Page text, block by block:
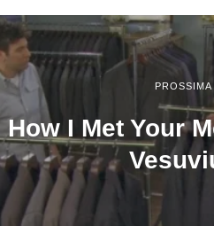
PROSSIMA
How I Met Your